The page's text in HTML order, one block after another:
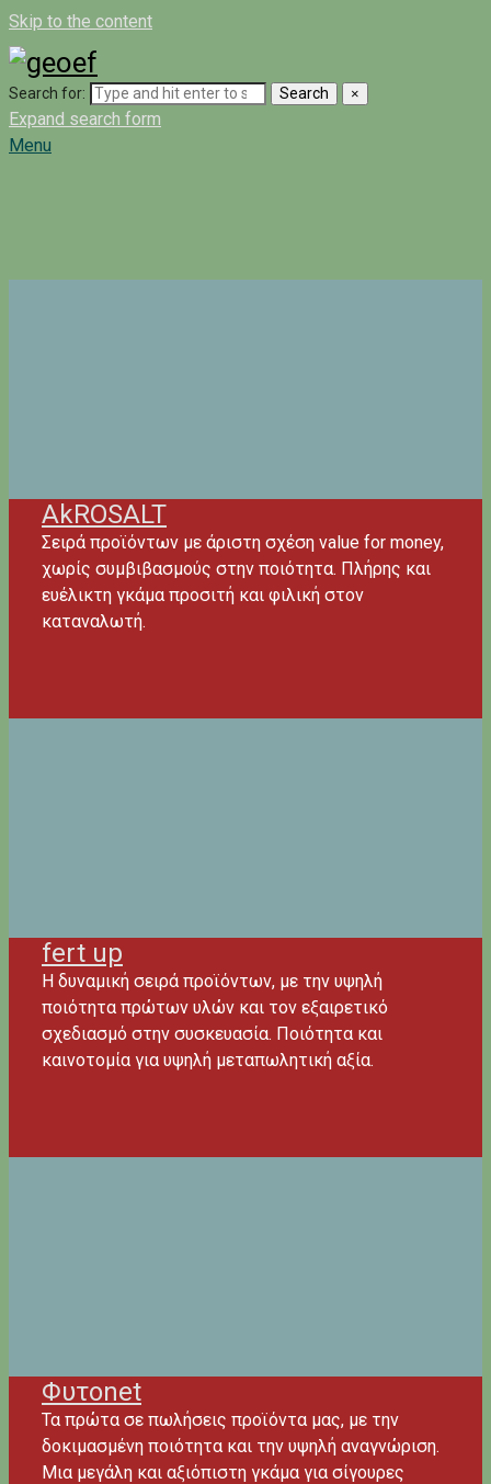
Skip to the content
Search for: Search ×
Expand search form
Menu
AkROSALT
Σειρά προϊόντων με άριστη σχέση value for money,
χωρίς συμβιβασμούς στην ποιότητα. Πλήρης και
ευέλικτη γκάμα προσιτή και φιλική στον
καταναλωτή.
fert up
Η δυναμική σειρά προϊόντων, με την υψηλή
ποιότητα πρώτων υλών και τον εξαιρετικό
σχεδιασμό στην συσκευασία. Ποιότητα και
καινοτομία για υψηλή μεταπωλητική αξία.
Φυτοnet
Τα πρώτα σε πωλήσεις προϊόντα μας, με την
δοκιμασμένη ποιότητα και την υψηλή αναγνώριση.
Μια μεγάλη και αξιόπιστη γκάμα για σίγουρες